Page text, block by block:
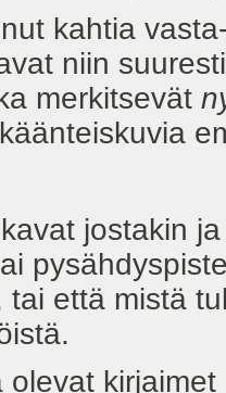
kahtia
niin
merkitsevät
jostakin ja
tai että mistä
kirjaimet